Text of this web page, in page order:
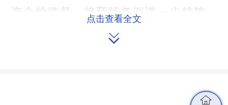
资金的监督，将预算条例进一步精简，
避免与上位法重复的进一步修改建议。
产条例草案），许多委员认为草案中程
点击查看全文
